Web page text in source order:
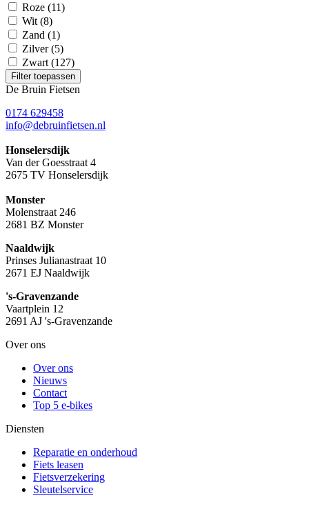
Roze (11)
Wit (8)
Zand (1)
Zilver(5)
Zwart (127)
Filter toepassen
De Bruin Fietsen
0174 629458
info@debruinfietsen.nl
Honselersdijk
Van der Goesstraat 4
2675 TV Honselersdijk
Monster
Molenstraat 246
2681 BZ Monster
Naaldwijk
Prinses Julianastraat 10
2671 EJ Naaldwijk
's-Gravenzande
Vaartplein 12
2691 AJ 's-Gravenzande
Over ons
Over ons
Nieuws
Contact
Top 5 e-bikes
Diensten
Reparatie en onderhoud
Fiets leasen
Fietsverzekering
Sleutelservice